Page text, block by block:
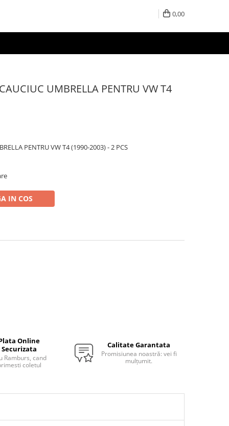
0,00
UMBRELLA PENTRU VW T4
PENTRU VW T4 (1990-2003) - 2 PCS
IN COS
Online
Securizata
Ramburs, cand
coletul
Calitate Garantata
Promisiunea noastră: vei fi
mulțumit.